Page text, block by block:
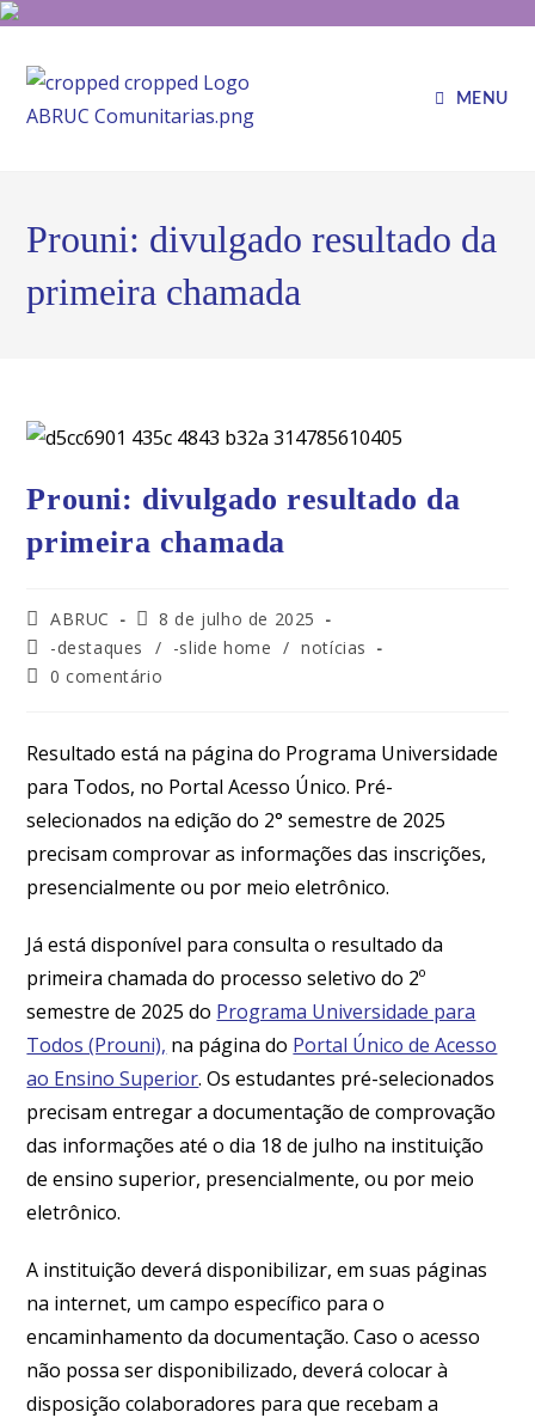
MENU
Prouni: divulgado resultado da
primeira chamada
Prouni: divulgado resultado da
primeira chamada
ABRUC
8 de julho de 2025
-destaques
/ -slide home / notícias
0 comentário
Resultado está na página do Programa Universidade
para Todos, no Portal Acesso Único. Pré-
selecionados na edição do 2° semestre de 2025
precisam comprovar as informações das inscrições,
presencialmente ou por meio eletrônico.
Já está disponível para consulta o resultado da
primeira chamada do processo seletivo do 2º
semestre de 2025 do Programa Universidade para
Todos (Prouni), na página do Portal Único de Acesso
ao Ensino Superior. Os estudantes pré-selecionados
precisam entregar a documentação de comprovação
das informações até o dia 18 de julho na instituição
de ensino superior, presencialmente, ou por meio
eletrônico.
A instituição deverá disponibilizar, em suas páginas
na internet, um campo específico para o
encaminhamento da documentação. Caso o acesso
não possa ser disponibilizado, deverá colocar à
disposição colaboradores para que recebam a